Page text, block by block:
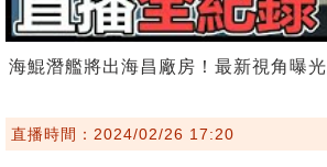
海鯤潛艦將出海昌廠房！最新視角曝光
直播時間：2024/02/26 17:20